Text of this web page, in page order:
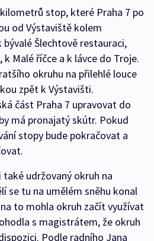
stop, které Praha 7 po
od Výstaviště kolem
Šlechtově restauraci,
k Malé říčce a k lávce do Troje.
okruhu na přilehlé louce
zpět k Výstavišti.
část Praha 7 upravovat do
má pronajatý skútr. Pokud
stopy bude pokračovat a
udržovaný okruh na
se tu na umělém sněhu konal
to mohla okruh začít využívat
s magistrátem, že okruh
Podle radního Jana